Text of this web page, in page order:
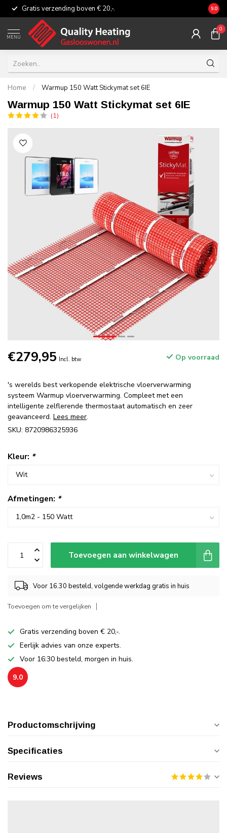
Gratis verzending boven € 20,-. 9.0
MENU
0
Home / Warmup 150 Watt Stickymat set 6IE
Warmup 150 Watt Stickymat set 6IE
(1)
€279,95 Incl. btw Op voorraad
's werelds best verkopende elektrische vloerverwarming
systeem Warmup vloerverwarming. Compleet met een
intelligente zelflerende thermostaat automatisch en zeer
geavanceerd. Lees meer.
SKU: 8720986325936
Kleur: *
Afmetingen: *
Toevoegen aan winkelwagen
Voor 16.30 besteld, volgende werkdag gratis in huis
Toevoegen om te vergelijken
Gratis verzending boven € 20,-.
Eerlijk advies van onze experts.
Voor 16:30 besteld, morgen in huis.
9.0
Productomschrijving
Specificaties
Reviews